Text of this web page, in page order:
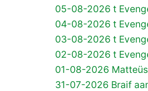
05-08-2026 t
04-08-2026 t
03-08-2026 t
02-08-2026 t
01-08-2026 Matteüs
31-07-2026 Braif